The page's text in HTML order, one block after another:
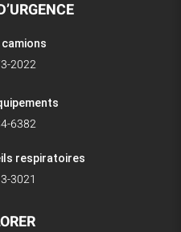
2022
6382
respiratoires
3021